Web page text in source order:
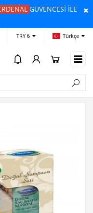
GÜVENCESİ İLE
Bildirimi
TRY ₺ Türkçe